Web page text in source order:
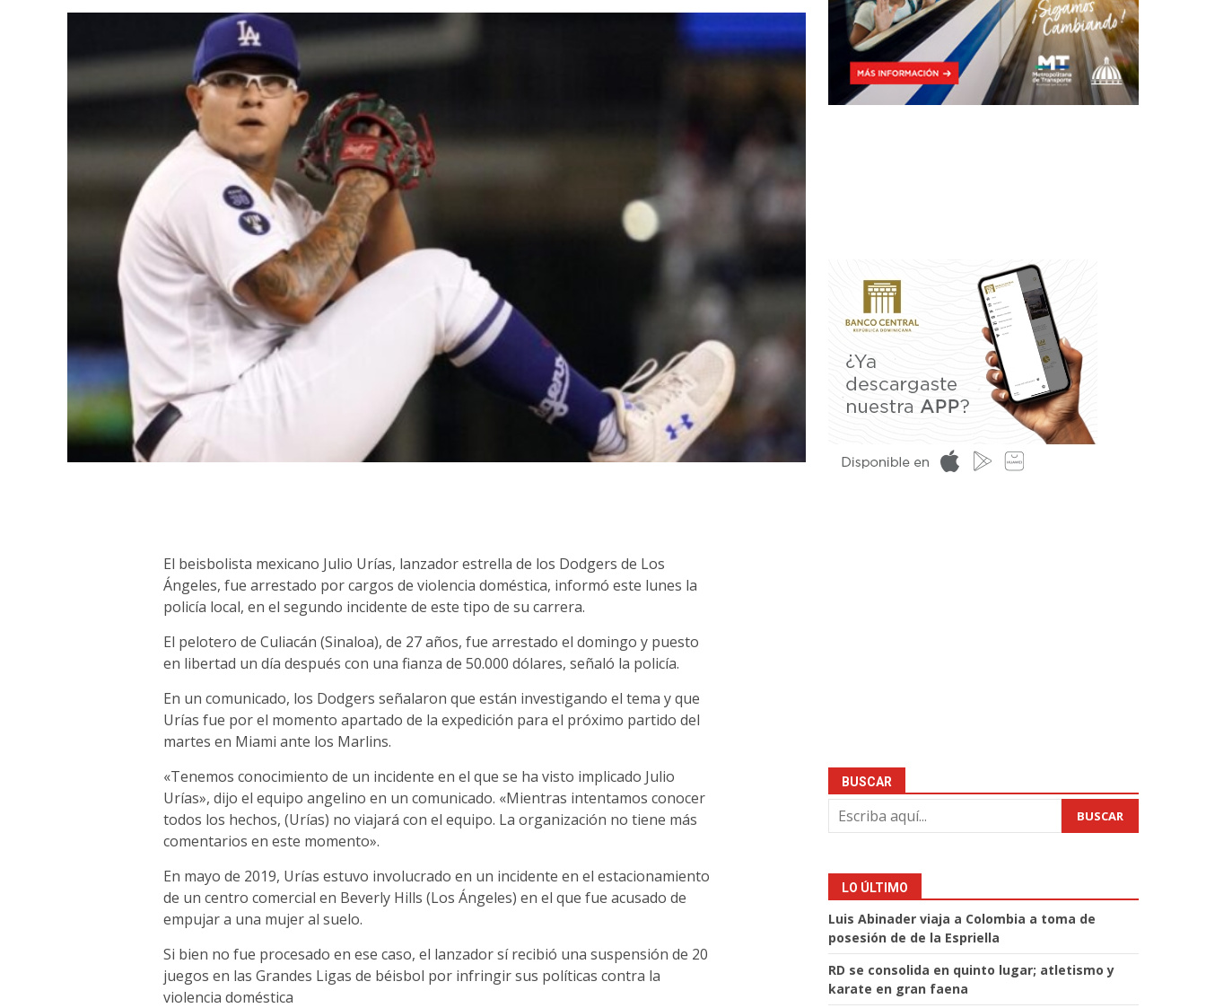
El beisbolista mexicano Julio Urías, lanzador estrella de los Dodgers de Los
Ángeles, fue arrestado por cargos de violencia doméstica, informó este lunes la
policía local, en el segundo incidente de este tipo de su carrera.
El pelotero de Culiacán (Sinaloa), de 27 años, fue arrestado el domingo y puesto
en libertad un día después con una fianza de 50.000 dólares, señaló la policía.
En un comunicado, los Dodgers señalaron que están investigando el tema y que
Urías fue por el momento apartado de la expedición para el próximo partido del
martes en Miami ante los Marlins.
«Tenemos conocimiento de un incidente en el que se ha visto implicado Julio
Urías», dijo el equipo angelino en un comunicado. «Mientras intentamos conocer
todos los hechos, (Urías) no viajará con el equipo. La organización no tiene más
comentarios en este momento».
En mayo de 2019, Urías estuvo involucrado en un incidente en el estacionamiento
de un centro comercial en Beverly Hills (Los Ángeles) en el que fue acusado de
empujar a una mujer al suelo.
Si bien no fue procesado en ese caso, el lanzador sí recibió una suspensión de 20
juegos en las Grandes Ligas de béisbol por infringir sus políticas contra la
violencia doméstica
BUSCAR
BUSCAR
LO ÚLTIMO
Luis Abinader viaja a Colombia a toma de
posesión de de la Espriella
RD se consolida en quinto lugar; atletismo y
karate en gran faena